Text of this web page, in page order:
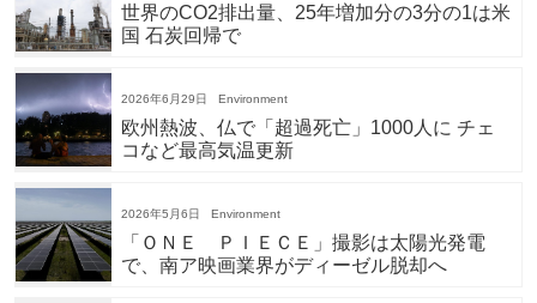
世界のCO2排出量、25年増加分の3分の1は米
国 石炭回帰で
2026年6月29日 Environment
欧州熱波、仏で「超過死亡」1000人に チェ
コなど最高気温更新
2026年5月6日 Environment
「ＯＮＥ ＰＩＥＣＥ」撮影は太陽光発電
で、南ア映画業界がディーゼル脱却へ